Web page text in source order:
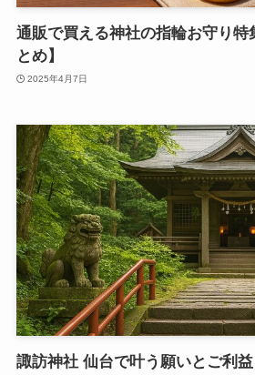
通販で買える神社の指輪お守り特
とめ】
2025年4月7日
諏訪神社 仙台で叶う願いとご利